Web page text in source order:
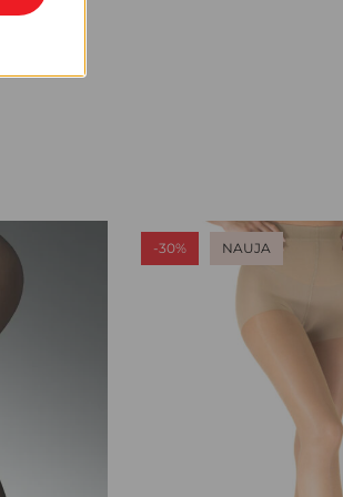
-30% NAUJA